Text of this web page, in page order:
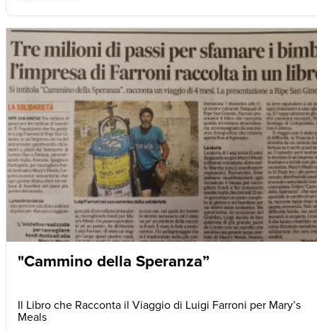
"Cammino della Speranza”
Il Libro che Racconta il Viaggio di Luigi Farroni per Mary’s
Meals